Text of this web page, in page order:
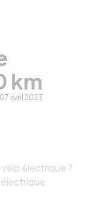
km
07 avril 2023
vélo électrique ?